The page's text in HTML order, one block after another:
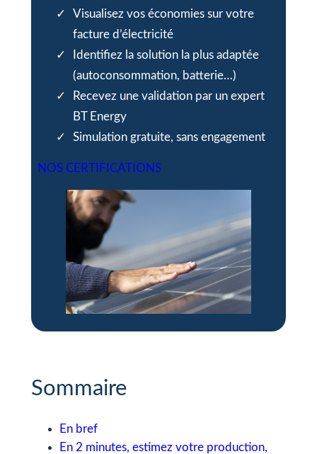
Visualisez vos économies sur votre
facture d’électricité
Identifiez la solution la plus adaptée
(autoconsommation, batterie…)
Recevez une validation par un expert
BT Energy
Simulation gratuite, sans engagement
NOS CERTIFICATIONS
Sommaire
En bref
En 2 minutes, estimez votre production,